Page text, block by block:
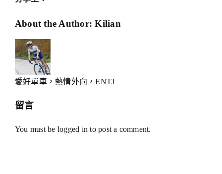
Facebook
X
Reddit
LinkedIn
WhatsApp
Telegram
Tumblr
Pinterest
Xing
Email:
About the Author:Kilian
愛好單車，熱情外向，ENTJ
留言
You must be logged in to post a comment.